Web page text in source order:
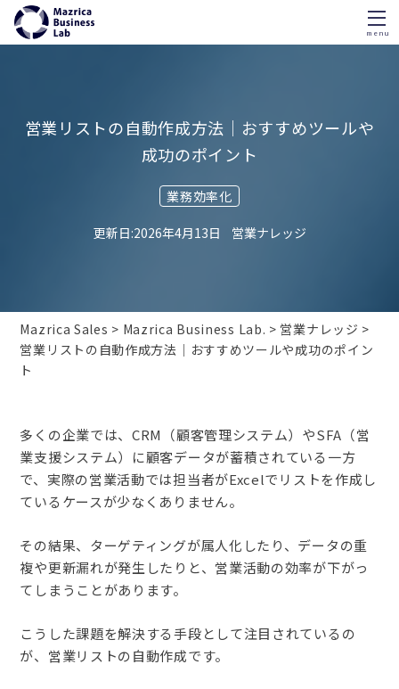
menu
営業リストの自動作成方法｜おすすめツールや
成功のポイント
業務効率化
2026年4月13日 営業ナレッジ
Mazrica Sales Mazrica Business Lab.
営業ナレッジ
営業リストの自動作成方法｜おすすめツールや成功のポイン
ト
多くの企業では、CRM（顧客管理システム）やSFA（営
業支援システム）に顧客データが蓄積されている一方
で、実際の営業活動では担当者がExcelでリストを作成し
ているケースが少なくありません。
その結果、ターゲティングが属人化したり、データの重
複や更新漏れが発生したりと、営業活動の効率が下がっ
てしまうことがあります。
こうした課題を解決する手段として注目されているの
が、営業リストの自動作成です。